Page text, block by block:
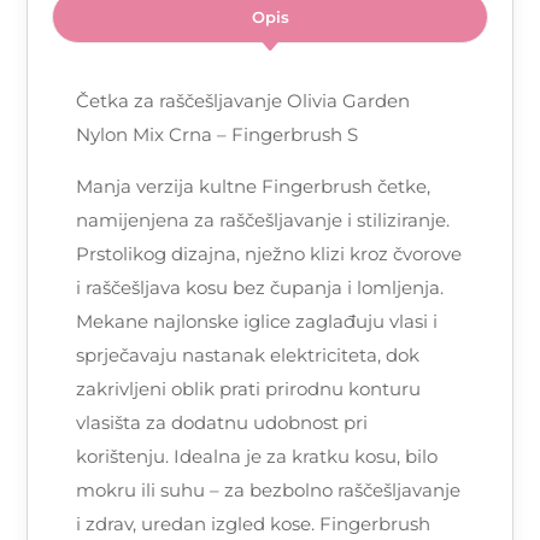
Opis
Četka za raščešljavanje Olivia Garden
Nylon Mix Crna – Fingerbrush S
Manja verzija kultne Fingerbrush četke,
namijenjena za raščešljavanje i stiliziranje.
Prstolikog dizajna, nježno klizi kroz čvorove
i raščešljava kosu bez čupanja i lomljenja.
Mekane najlonske iglice zaglađuju vlasi i
sprječavaju nastanak elektriciteta, dok
zakrivljeni oblik prati prirodnu konturu
vlasišta za dodatnu udobnost pri
korištenju. Idealna je za kratku kosu, bilo
mokru ili suhu – za bezbolno raščešljavanje
i zdrav, uredan izgled kose. Fingerbrush